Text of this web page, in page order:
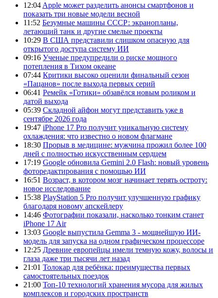
12:04 Apple может разделить анонсы смартфонов и
показать три новые модели весной
11:52 Безумные машины СССР: экранопланы,
летающий танк и другие смелые проекты
10:29 В США представили слишком опасную для
открытого доступа систему ИИ
09:16 Ученые предупредили о риске мощного
потепления в Тихом океане
07:44 Критики высоко оценили финальный сезон
«Пацанов» после выхода первых серий
06:41 Ремейк «Готики» обзавёлся новым роликом и
датой выхода
05:39 Складной айфон могут представить уже в
сентябре 2026 года
19:47 iPhone 17 Pro получит уникальную систему
охлаждения: что известно о новом флагмане
18:30 Прорыв в медицине: мужчина прожил более 100
дней с полностью искусственным сердцем
17:19 Google обновила Gemini 2.0 Flash: новый уровень
фоторедактирования с помощью ИИ
16:51 Возраст, в котором мозг начинает терять остроту:
новое исследование
15:38 PlayStation 5 Pro получит улучшенную графику
благодаря новому апскейлеру
14:46 Фотографии показали, насколько тонким станет
iPhone 17 Air
13:03 Google выпустила Gemma 3 - мощнейшую ИИ-
модель для запуска на одном графическом процессоре
12:25 Древние европейцы имели темную кожу, волосы и
глаза даже три тысячи лет назад
21:01 Толокар для ребёнка: преимущества первых
самостоятельных поездок
21:00 Топ-10 технологий хранения мусора для жилых
комплексов и городских пространств